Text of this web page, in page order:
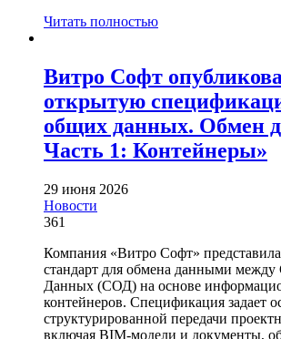
Читать полностью
Витро Софт
открытую
общих данных. Обмен
Часть 1: Контейнеры»
29 июня 2026
Новости
361
Компания «Витро Софт»
стандарт для обмена данными
Данных (СОД) на основе
контейнеров. Спецификация задает
структурированной передачи
включая BIM-модели и документы,